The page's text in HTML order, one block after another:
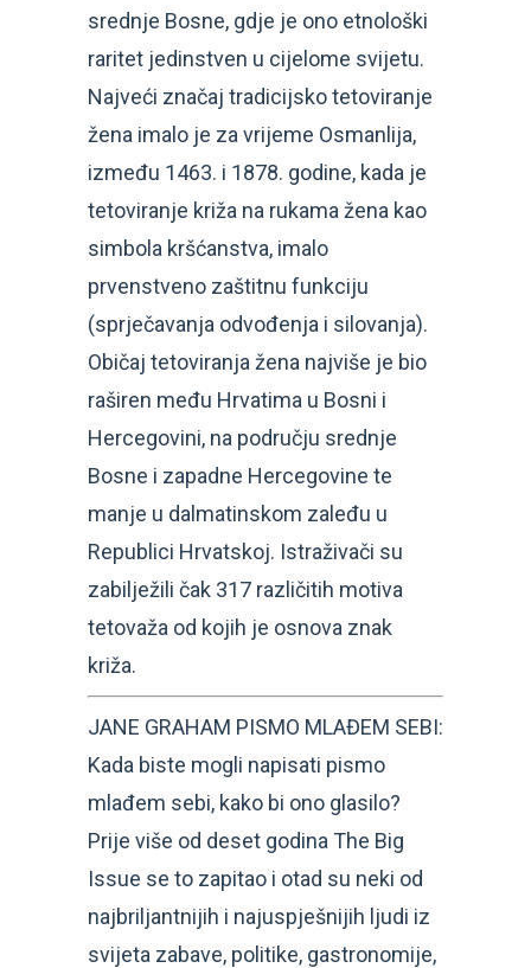
srednje Bosne, gdje je ono etnološki
raritet jedinstven u cijelome svijetu.
Najveći značaj tradicijsko tetoviranje
žena imalo je za vrijeme Osmanlija,
između 1463. i 1878. godine, kada je
tetoviranje križa na rukama žena kao
simbola kršćanstva, imalo
prvenstveno zaštitnu funkciju
(sprječavanja odvođenja i silovanja).
Običaj tetoviranja žena najviše je bio
raširen među Hrvatima u Bosni i
Hercegovini, na području srednje
Bosne i zapadne Hercegovine te
manje u dalmatinskom zaleđu u
Republici Hrvatskoj. Istraživači su
zabilježili čak 317 različitih motiva
tetovaža od kojih je osnova znak
križa.
JANE GRAHAM PISMO MLAĐEM SEBI:
Kada biste mogli napisati pismo
mlađem sebi, kako bi ono glasilo?
Prije više od deset godina The Big
Issue se to zapitao i otad su neki od
najbriljantnijih i najuspješnijih ljudi iz
svijeta zabave, politike, gastronomije,